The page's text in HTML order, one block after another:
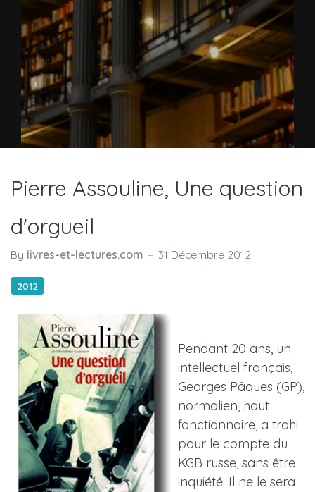
Pierre Assouline, Une question
d'orgueil
By livres-et-lectures.com 31 Décembre 2012
2012
Pendant 20 ans, un
intellectuel français,
Georges Pâques (GP),
normalien, haut
fonctionnaire, a trahi
pour le compte du
KGB russe, sans être
inquiété. Il ne le sera